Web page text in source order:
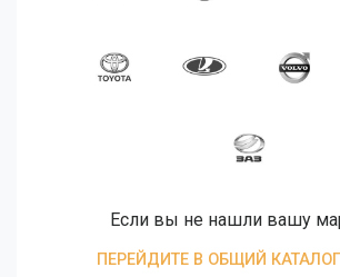
Если вы не нашли вашу
ПЕРЕЙДИТЕ В ОБЩИЙ